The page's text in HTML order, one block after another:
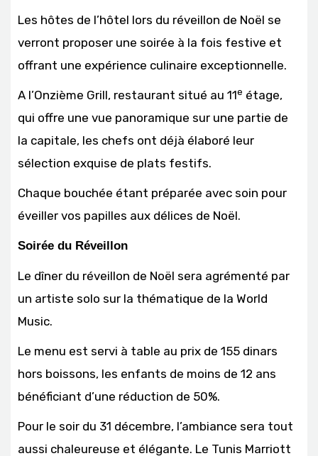
Les hôtes de l’hôtel lors du réveillon de Noël se
verront proposer une soirée à la fois festive et
offrant une expérience culinaire exceptionnelle.
A l’Onzième Grill, restaurant situé au 11e étage,
qui offre une vue panoramique sur une partie de
la capitale, les chefs ont déjà élaboré leur
sélection exquise de plats festifs.
Chaque bouchée étant préparée avec soin pour
éveiller vos papilles aux délices de Noël.
Soirée du Réveillon
Le dîner du réveillon de Noël sera agrémenté par
un artiste solo sur la thématique de la World
Music.
Le menu est servi à table au prix de 155 dinars
hors boissons, les enfants de moins de 12 ans
bénéficiant d’une réduction de 50%.
Pour le soir du 31 décembre, l’ambiance sera tout
aussi chaleureuse et élégante. Le Tunis Marriott